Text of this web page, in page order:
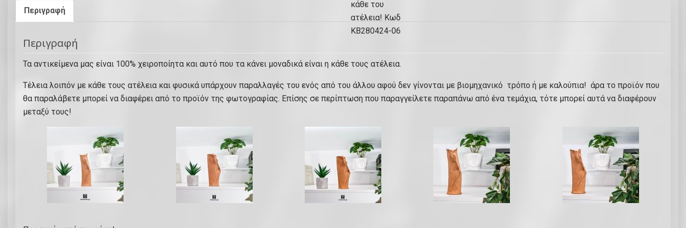
ζ
ο
μ
π
τ
μ
ρ
ι
ε
Περιγραφή
Περιγραφή
Τα αντικείμενα μας είναι 100% χειροποίητα και αυτό που τα κάνει μοναδικά είναι η κάθε τους ατέλεια.
Τέλεια λοιπόν με κάθε τους ατέλεια και φυσικά υπάρχουν παραλλαγές του ενός από του άλλου αφού δεν γίνονται με βιομηχανικό τρόπο ή με καλούπια! άρα το προϊόν που
θα παραλάβετε μπορεί να διαφέρει από το προϊόν της φωτογραφίας. Επίσης σε περίπτωση που παραγγείλετε παραπάνω από ένα τεμάχια, τότε μπορεί αυτά να διαφέρουν
μεταξύ τους!